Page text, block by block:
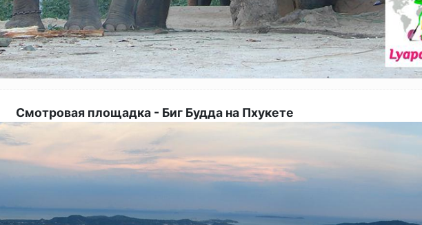
Смотровая площадка - Биг Будда на Пхукете